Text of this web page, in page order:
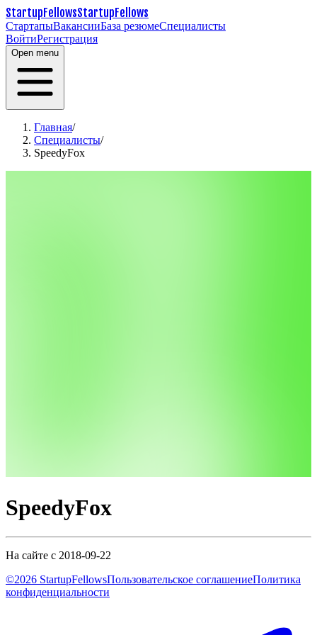
StartupFellowsStartupFellows
СтартапыВакансииБаза резюмеСпециалисты
ВойтиРегистрация
Open menu
Главная/
Специалисты/
SpeedyFox
SpeedyFox
На сайте с 2018-09-22
©2026 StartupFellowsПользовательское соглашениеПолитика
конфиденциальности